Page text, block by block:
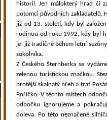
historií. Jen málokterý hrad či
potomci původních zakladatelů.
již od 13. století, kdy byl
rodinou od roku 1992, kdy byl
je
již tradičně během letní
sokolníka.
Z Českého Šternberka se
zelenou turistickou značkou.
protější skalnatý břeh a trať
Poříčko. V těchto místech
odbočku ignorujeme a
doleva. Po této neznačené